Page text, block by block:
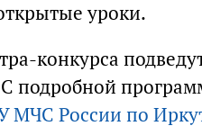
уроки.
конкурса
подробной
МЧС России по